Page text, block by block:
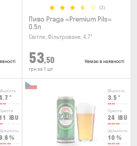
(3)
Пиво Praga «Premium Pils»
0.5л
Світле, Фільтроване, 4.7°
53,50
грн за 1 шт
Немає в наявності
°
11 IBU
%
Міцність
3.5 °
Гіркота
24 IBU
Щільність
10 %